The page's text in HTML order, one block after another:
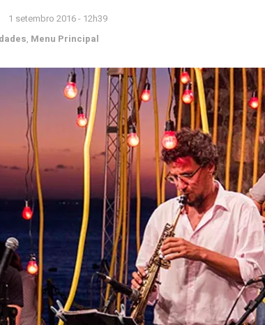
1 setembro 2016 - 12h39
, Menu Principal